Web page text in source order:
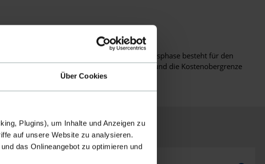
Über Cookies
Plugins), um Inhalte und Anzeigen zu
auf unsere Website zu analysieren.
das Onlineangebot zu optimieren und
Am Ende der Forschungs- und Entwicklungsphase besteht für den
die Leistungen den Vorgaben entsprechen und die Kostenobergrenze